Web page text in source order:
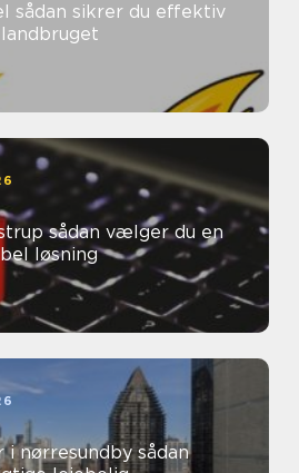
du en
løsning
sådan